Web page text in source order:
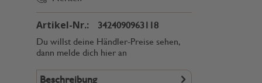
Artikel-Nr.:
3424090963118
Du willst deine Händler-Preise sehen,
dann melde dich hier an
Beschreibung